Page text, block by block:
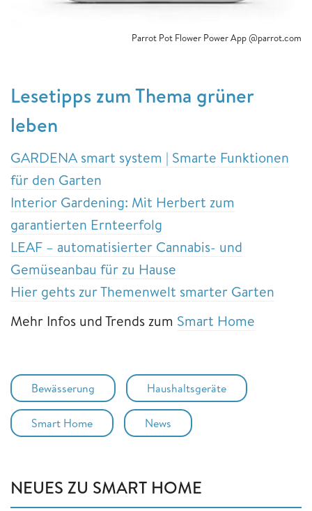
Parrot Pot Flower Power App @parrot.com
Lesetipps zum Thema grüner
leben
GARDENA smart system | Smarte Funktionen
für den Garten
Interior Gardening: Mit Herbert zum
garantierten Ernteerfolg
LEAF – automatisierter Cannabis- und
Gemüseanbau für zu Hause
Hier gehts zur Themenwelt smarter Garten
Mehr Infos und Trends zum Smart Home
Bewässerung Haushaltsgeräte
Smart Home News
NEUES ZU SMART HOME